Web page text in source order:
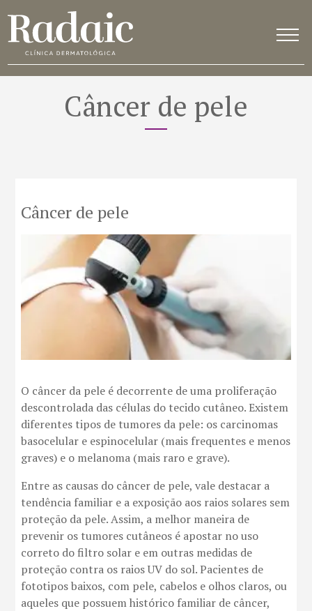
Câncer de pele
Câncer de pele
O câncer da pele é decorrente de uma proliferação
descontrolada das células do tecido cutâneo. Existem
diferentes tipos de tumores da pele: os carcinomas
basocelular e espinocelular (mais frequentes e menos
graves) e o melanoma (mais raro e grave).
Entre as causas do câncer de pele, vale destacar a
tendência familiar e a exposição aos raios solares sem
proteção da pele. Assim, a melhor maneira de
prevenir os tumores cutâneos é apostar no uso
correto do filtro solar e em outras medidas de
proteção contra os raios UV do sol. Pacientes de
fototipos baixos, com pele, cabelos e olhos claros, ou
aqueles que possuem histórico familiar de câncer,